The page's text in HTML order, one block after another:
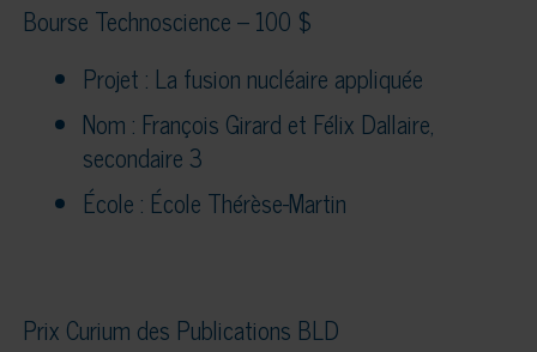
Bourse Technoscience – 100 $
Projet : La fusion nucléaire appliquée
Nom : François Girard et Félix Dallaire,
secondaire 3
École : École Thérèse-Martin
Prix Curium des Publications BLD